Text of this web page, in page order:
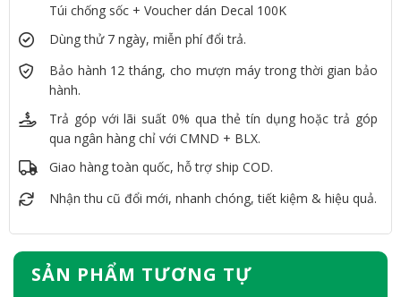
Túi chống sốc + Voucher dán Decal 100K
Dùng thử 7 ngày, miễn phí đổi trả.
Bảo hành 12 tháng, cho mượn máy trong thời gian bảo
hành.
Trả góp với lãi suất 0% qua thẻ tín dụng hoặc trả góp
qua ngân hàng chỉ với CMND + BLX.
Giao hàng toàn quốc, hỗ trợ ship COD.
Nhận thu cũ đổi mới, nhanh chóng, tiết kiệm & hiệu quả.
SẢN PHẨM TƯƠNG TỰ